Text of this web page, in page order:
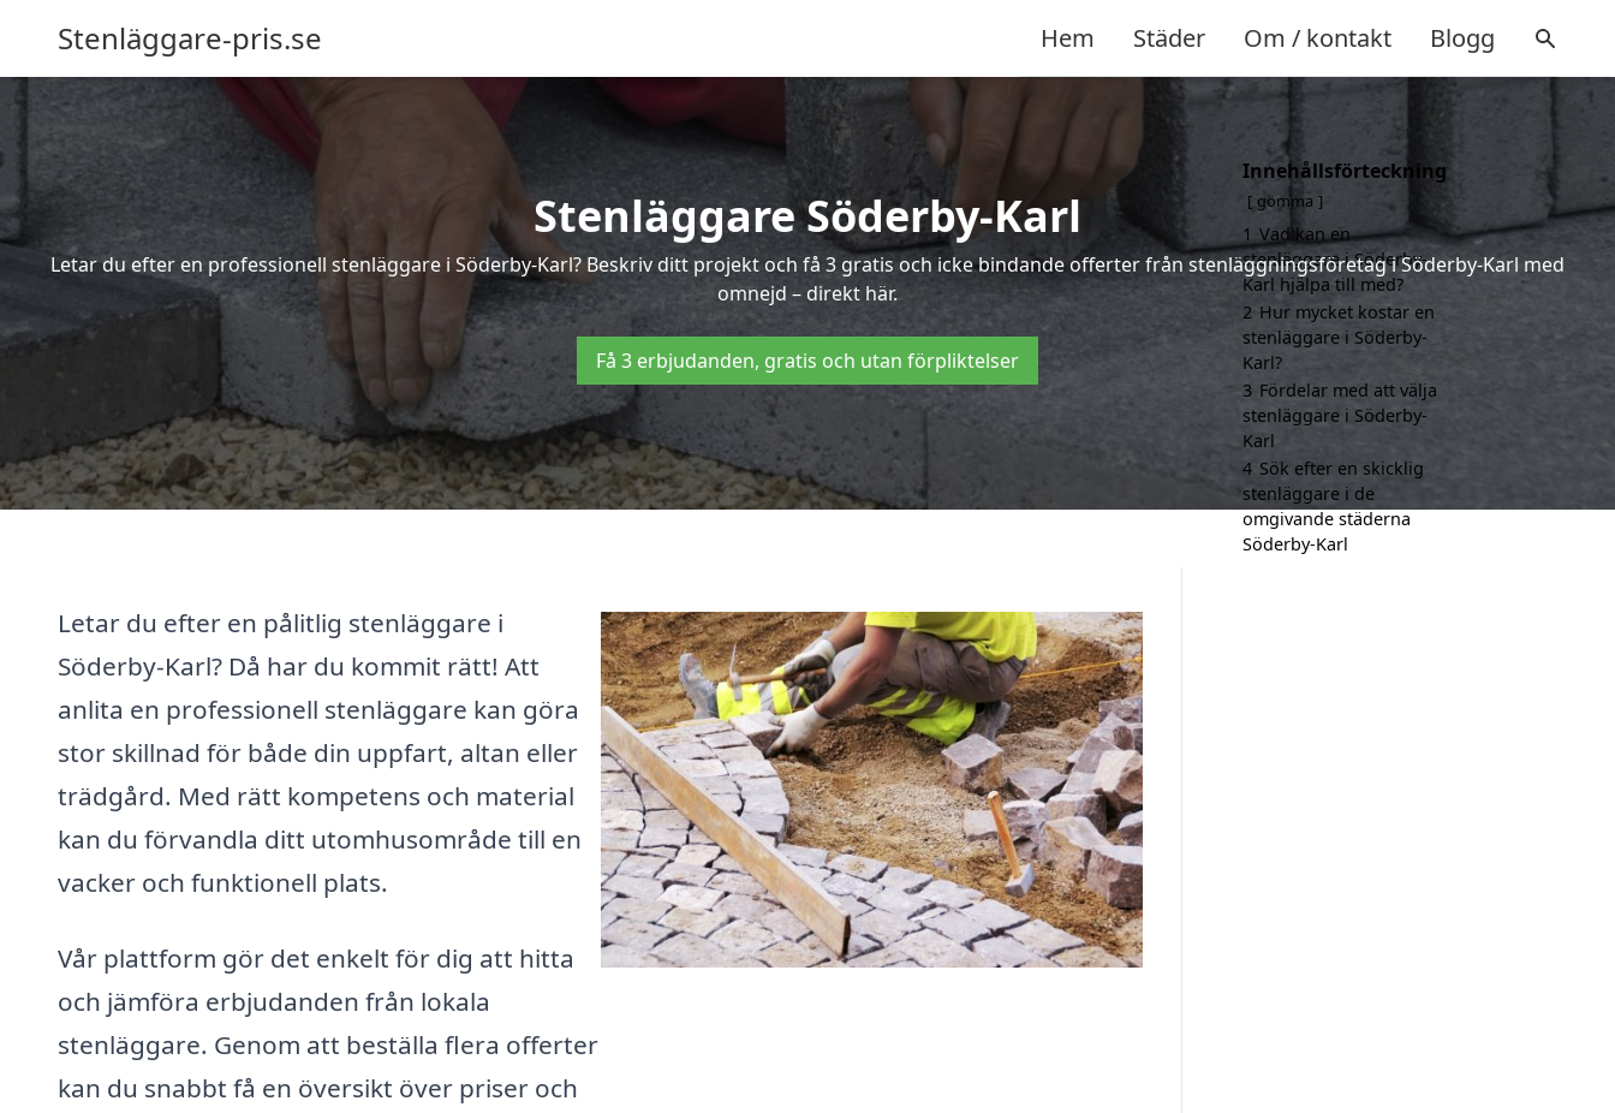
Stenläggare-pris.se Hem Städer Om / kontakt Blogg
Stenläggare Söderby-Karl
Letar du efter en professionell stenläggare i Söderby-Karl? Beskriv ditt projekt och få 3 gratis och icke bindande offerter från stenläggningsföretag i Söderby-Karl med
omnejd – direkt här.
Få 3 erbjudanden, gratis och utan förpliktelser
Letar du efter en pålitlig stenläggare i
Söderby-Karl? Då har du kommit rätt! Att
anlita en professionell stenläggare kan göra
stor skillnad för både din uppfart, altan eller
trädgård. Med rätt kompetens och material
kan du förvandla ditt utomhusområde till en
vacker och funktionell plats.
Vår plattform gör det enkelt för dig att hitta
och jämföra erbjudanden från lokala
stenläggare. Genom att beställa flera offerter
kan du snabbt få en översikt över priser och
Innehållsförteckning
gömma
1 Vad kan en
stenläggare i Söderby-
Karl hjälpa till med?
2 Hur mycket kostar en
stenläggare i Söderby-
Karl?
3 Fördelar med att välja
stenläggare i Söderby-
Karl
4 Sök efter en skicklig
stenläggare i de
omgivande städerna
Söderby-Karl